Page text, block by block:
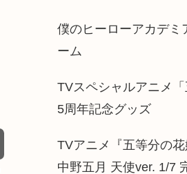
僕のヒーローアカデミ
ーム
TVスペシャルアニメ「
5周年記念グッズ
TVアニメ『五等分の
中野五月 天使ver. 1/7